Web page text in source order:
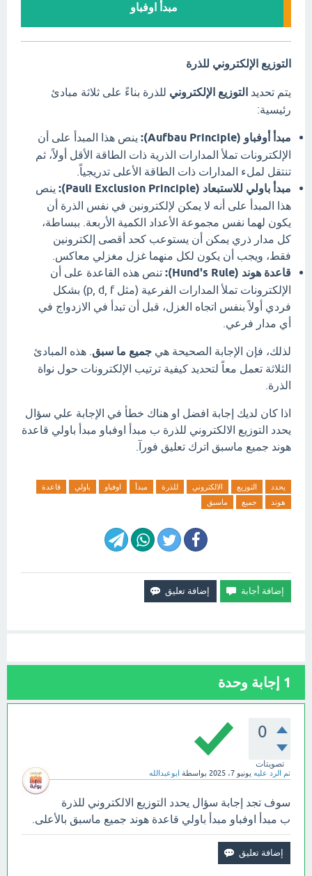
مبدأ اوفباو
التوزيع الإلكتروني للذرة
يتم تحديد التوزيع الإلكتروني للذرة بناءً على ثلاثة مبادئ
رئيسية:
مبدأ أوفباو (Aufbau Principle):
ينص هذا المبدأ على أن
الإلكترونات تملأ المدارات الذرية ذات الطاقة الأقل أولاً، ثم
تنتقل لملء المدارات ذات الطاقة الأعلى تدريجياً.
مبدأ باولي للاستبعاد (Pauli Exclusion Principle):
ينص
هذا المبدأ على أنه لا يمكن لإلكترونين في نفس الذرة أن
يكون لهما نفس مجموعة الأعداد الكمية الأربعة. ببساطة،
كل مدار ذري يمكن أن يستوعب كحد أقصى إلكترونين
فقط، ويجب أن يكون لكل منهما غزل مغزلي معاكس.
قاعدة هوند (Hund's Rule):
تنص هذه القاعدة على أن
الإلكترونات تملأ المدارات الفرعية (مثل p,
d,
f) بشكل
فردي أولاً بنفس اتجاه الغزل، قبل أن تبدأ في الازدواج في
أي مدار فرعي.
لذلك، فإن الإجابة الصحيحة هي جميع ما سبق هذه المبادئ
الثلاثة تعمل معاً لتحديد كيفية ترتيب الإلكترونات حول نواة
الذرة.
اذا كان لديك إجابة افضل او هناك خطأ في الإجابة علي سؤال
يحدد التوزيع الالكتروني للذرة ب مبدأ اوفباو مبدأ باولي قاعدة
هوند جميع ماسبق اترك تعليق فورآ.
يحدد التوزيع الالكتروني للذرة مبدأ اوفباو باولي
قاعدة
هوند
جميع ماسبق
1 إجابة وحدة
0
تصويتات
تم الرد عليه يونيو 7، 2025 بواسطة ابوعبدالله
سوف تجد إجابة سؤال يحدد التوزيع الالكتروني للذرة
ب مبدأ اوفباو مبدأ باولي قاعدة هوند جميع ماسبق بالأعلى.